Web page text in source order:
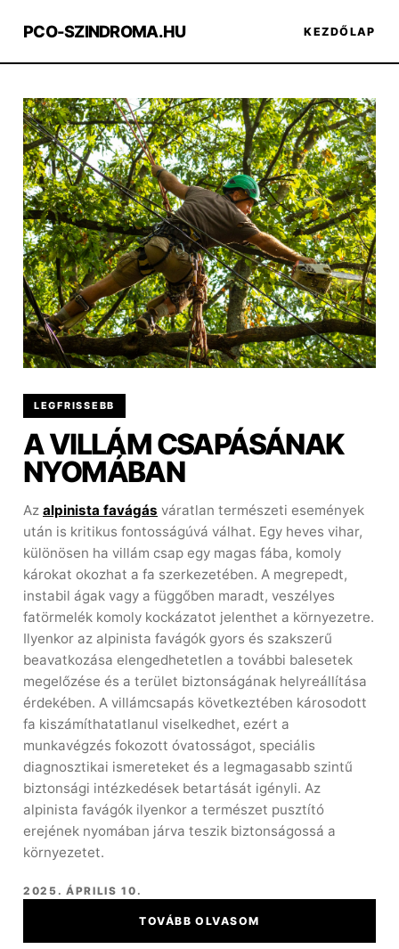
PCO-SZINDROMA.HU KEZDŐLAP
LEGFRISSEBB
A VILLÁM CSAPÁSÁNAK
NYOMÁBAN
Az alpinista favágás váratlan természeti események
után is kritikus fontosságúvá válhat. Egy heves vihar,
különösen ha villám csap egy magas fába, komoly
károkat okozhat a fa szerkezetében. A megrepedt,
instabil ágak vagy a függőben maradt, veszélyes
fatörmelék komoly kockázatot jelenthet a környezetre.
Ilyenkor az alpinista favágók gyors és szakszerű
beavatkozása elengedhetetlen a további balesetek
megelőzése és a terület biztonságának helyreállítása
érdekében. A villámcsapás következtében károsodott
fa kiszámíthatatlanul viselkedhet, ezért a
munkavégzés fokozott óvatosságot, speciális
diagnosztikai ismereteket és a legmagasabb szintű
biztonsági intézkedések betartását igényli. Az
alpinista favágók ilyenkor a természet pusztító
erejének nyomában járva teszik biztonságossá a
környezetet.
2025. ÁPRILIS 10.
TOVÁBB OLVASOM